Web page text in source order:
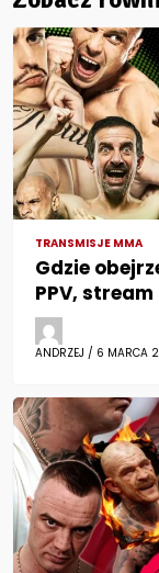
TRANSMISJE MMA
Gdzie
PPV,
ANDRZEJ / 6 MARCA